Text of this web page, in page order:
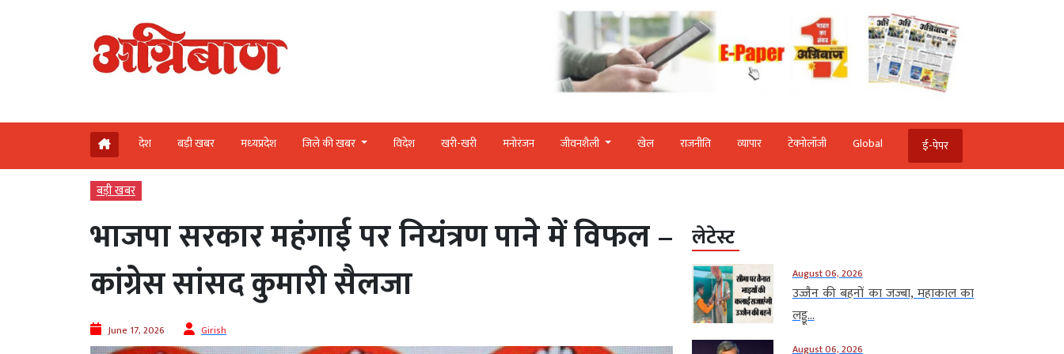
देश बड़ी खबर मध्‍यप्रदेश जिले की खबर विदेश खरी-खरी मनोरंजन जीवनशैली खेल राजनीति व्‍यापार टेक्‍नोलॉजी Global ई-पेपर
बड़ी खबर
भाजपा सरकार महंगाई पर नियंत्रण पाने में विफल –
कांग्रेस सांसद कुमारी सैलजा
June 17, 2026 Girish
लेटेस्ट
August 06, 2026
उज्जैन की बहनों का जज्बा, महाकाल का
लड्डू...
August 06, 2026